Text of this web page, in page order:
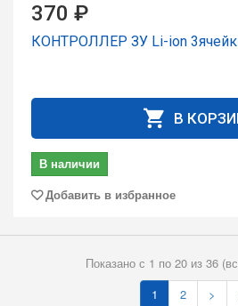
370 ₽
КОНТРОЛЛЕР ЗУ Li-ion
В
В наличии
Добавить в избранное
Показано с 1 по 20 из 36
1
2 >